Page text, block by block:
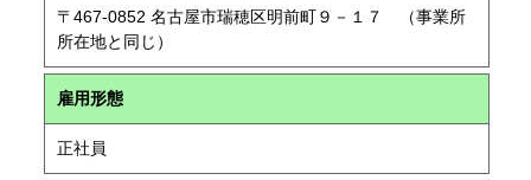
〒467-0852 名古屋市瑞穂区明前町９－１７ （事業所
所在地と同じ）
雇用形態
正社員